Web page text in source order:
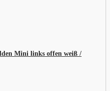
Mini links offen weiß /